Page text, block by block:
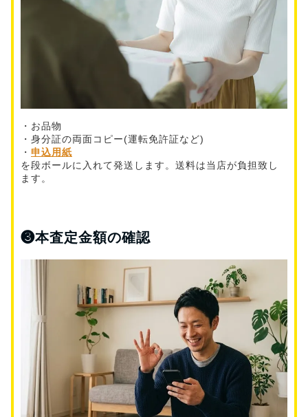
・お品物
・身分証の両面コピー(運転免許証など)
・ 申込用紙
を段ボールに入れて発送します。送料は当店が負担致し
ます。
❸本査定金額の確認